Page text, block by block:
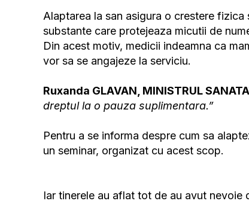
Alaptarea la san asigura o crestere
substante care protejeaza micutii de
Din acest motiv, medicii indeamna ca
vor sa se angajeze la serviciu.
Ruxanda GLAVAN, MINISTRUL
dreptul la o pauza suplimentara.”
Pentru a se informa despre cum sa
un seminar, organizat cu acest scop.
Iar tinerele au aflat tot de au avut nevoie